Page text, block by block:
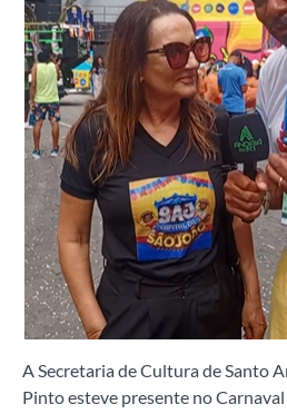
A Secretaria de Cultura de Santo
Pinto esteve presente no Carnaval